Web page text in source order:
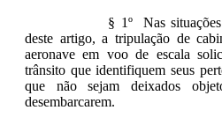
§ 1º Nas
deste artigo, a tripulação de
aeronave em voo de escala
trânsito que identifiquem seus
que não sejam deixados
desembarcarem.